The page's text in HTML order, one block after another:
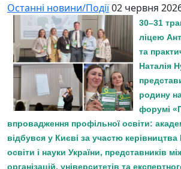
Останні новини/Події02 червня
30–31
ліцею
та
Наталія
родину
форумі
впровадження профільної освіти:
відбувся у Києві за участю керівництва
освіти і науки України, представників
організацій, університетів та